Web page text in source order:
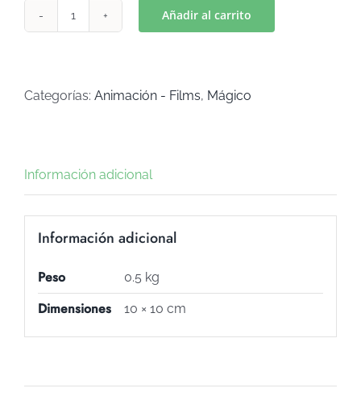
(Art
Añadir al carrito
Categorías: Animación - Films, Mágico
Información adicional
Información adicional
Peso 0.5 kg
Dimensiones 10 × 10 cm